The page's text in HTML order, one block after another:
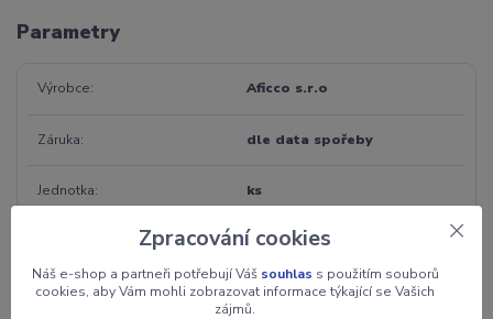
Parametry
Výrobce Aficco s.r.o
Záruka dle data spořeby
Jednotka ks
200 g
Chuť oříšková
Zpracování cookies
Náš e-shop a partneři potřebují Váš souhlas s použitím souborů
cookies, aby Vám mohli zobrazovat informace týkající se Vašich
zájmů.